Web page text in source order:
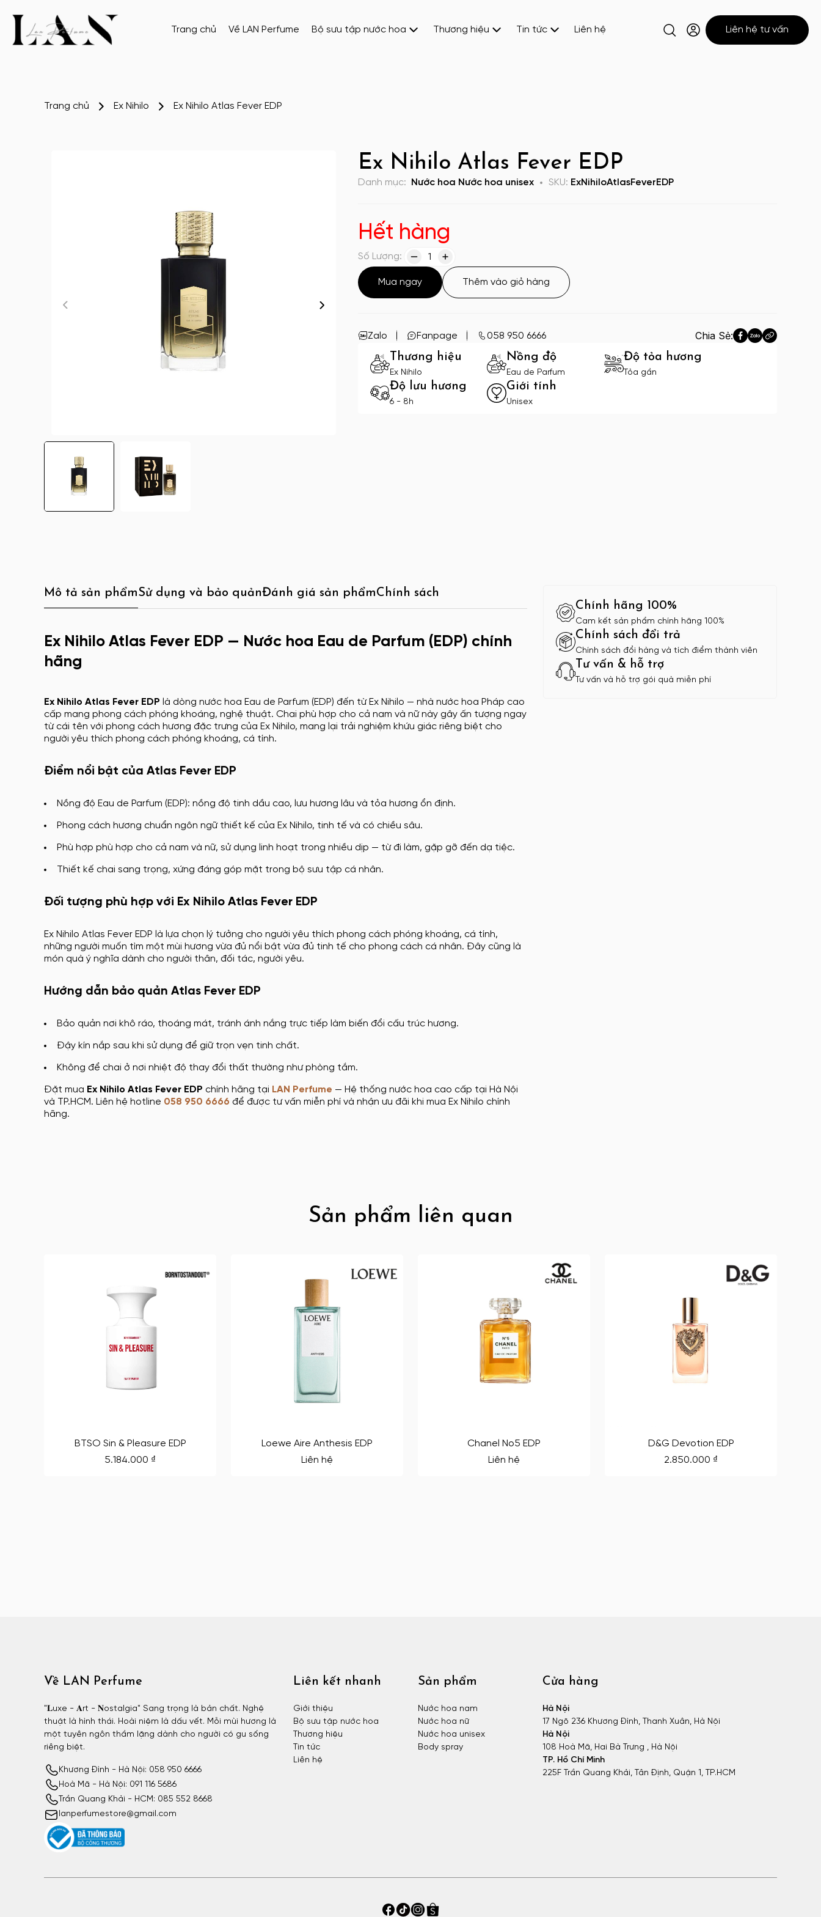
Trang chủ Về LAN Perfume Bộ sưu tập nước hoa Thương hiệu Tin tức Liên hệ Liên hệ tư vấn
Trang chủ Ex Nihilo Ex Nihilo Atlas Fever EDP
Ex Nihilo Atlas Fever EDP
Danh mục: Nước hoa Nước hoa unisex SKU: ExNihiloAtlasFeverEDP
Hết hàng
Số Lượng: 1
Mua ngay Thêm vào giỏ hàng
Zalo Fanpage 058 950 6666
Chia Sẻ:
Thương hiệu
Ex Nihilo
Nồng độ
Eau de Parfum
Độ tỏa hương
Tỏa gần
Độ lưu hương
6 - 8h
Giới tính
Unisex
Mô tả sản phẩmSử dụng và bảo quảnĐánh giá sản phẩmChính sách
Ex Nihilo Atlas Fever EDP — Nước hoa Eau de Parfum (EDP) chính
hãng
Ex Nihilo Atlas Fever EDP là dòng nước hoa Eau de Parfum (EDP) đến từ Ex Nihilo — nhà nước hoa Pháp cao
cấp mang phong cách phóng khoáng, nghệ thuật. Chai phù hợp cho cả nam và nữ này gây ấn tượng ngay
từ cái tên với phong cách hương đặc trưng của Ex Nihilo, mang lại trải nghiệm khứu giác riêng biệt cho
người yêu thích phong cách phóng khoáng, cá tính.
Điểm nổi bật của Atlas Fever EDP
Nồng độ Eau de Parfum (EDP): nồng độ tinh dầu cao, lưu hương lâu và tỏa hương ổn định.
Phong cách hương chuẩn ngôn ngữ thiết kế của Ex Nihilo, tinh tế và có chiều sâu.
Phù hợp phù hợp cho cả nam và nữ, sử dụng linh hoạt trong nhiều dịp — từ đi làm, gặp gỡ đến dạ tiệc.
Thiết kế chai sang trọng, xứng đáng góp mặt trong bộ sưu tập cá nhân.
Đối tượng phù hợp với Ex Nihilo Atlas Fever EDP
Ex Nihilo Atlas Fever EDP là lựa chọn lý tưởng cho người yêu thích phong cách phóng khoáng, cá tính,
những người muốn tìm một mùi hương vừa đủ nổi bật vừa đủ tinh tế cho phong cách cá nhân. Đây cũng là
món quà ý nghĩa dành cho người thân, đối tác, người yêu.
Hướng dẫn bảo quản Atlas Fever EDP
Bảo quản nơi khô ráo, thoáng mát, tránh ánh nắng trực tiếp làm biến đổi cấu trúc hương.
Đậy kín nắp sau khi sử dụng để giữ trọn vẹn tinh chất.
Không để chai ở nơi nhiệt độ thay đổi thất thường như phòng tắm.
Đặt mua Ex Nihilo Atlas Fever EDP chính hãng tại LAN Perfume — Hệ thống nước hoa cao cấp tại Hà Nội
và TP.HCM. Liên hệ hotline 058 950 6666 để được tư vấn miễn phí và nhận ưu đãi khi mua Ex Nihilo chính
hãng.
Chính hãng 100%
Cam kết sản phẩm chính hãng 100%
Chính sách đổi trả
Chính sách đổi hàng và tích điểm thành viên
Tư vấn & hỗ trợ
Tư vấn và hỗ trợ gói quà miễn phí
Sản phẩm liên quan
BTSO Sin & Pleasure EDP
5.184.000 ₫
Loewe Aire Anthesis EDP
Liên hệ
Chanel No5 EDP
Liên hệ
D&G Devotion EDP
2.850.000 ₫
Về LAN Perfume
"𝐋uxe - 𝐀rt - 𝐍ostalgia" Sang trọng là bản chất. Nghệ
thuật là hình thái. Hoài niệm là dấu vết. Mỗi mùi hương là
một tuyên ngôn thầm lặng dành cho người có gu sống
riêng biệt.
Khương Đình - Hà Nội: 058 950 6666
Hoà Mã - Hà Nội: 091 116 5686
Trần Quang Khải - HCM: 085 552 8668
lanperfumestore@gmail.com
Liên kết nhanh
Giới thiệu
Bộ sưu tập nước hoa
Thương hiệu
Tin tức
Liên hệ
Sản phẩm
Nước hoa nam
Nước hoa nữ
Nước hoa unisex
Body spray
Cửa hàng
Hà Nội
17 Ngõ 236 Khương Đình, Thanh Xuân, Hà Nội
Hà Nội
108 Hoà Mã, Hai Bà Trưng , Hà Nội
TP. Hồ Chí Minh
225F Trần Quang Khải, Tân Định, Quận 1, TP.HCM